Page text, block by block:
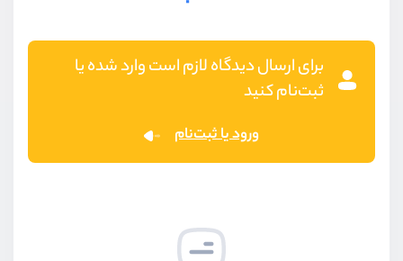
برای ارسال دیدگاه لازم است وارد شده یا
ثبت‌نام کنید
ورود یا ثبت‌نام